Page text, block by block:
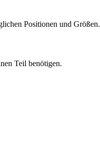
Positionen und Größen.
Teil benötigen.